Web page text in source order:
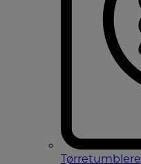
Tørretumblere